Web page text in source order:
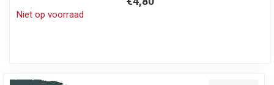
Niet op voorraad